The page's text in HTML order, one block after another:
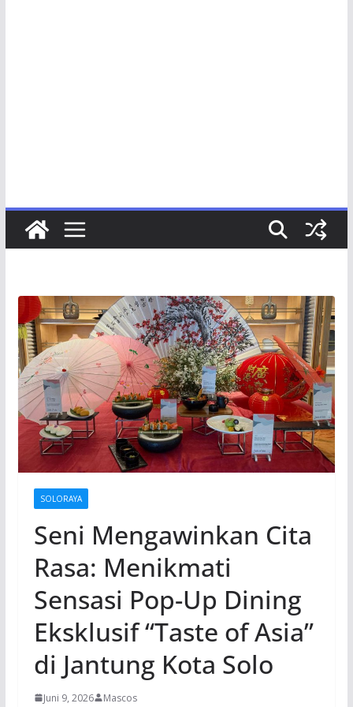
SOLORAYA
Seni Mengawinkan Cita
Rasa: Menikmati
Sensasi Pop-Up Dining
Eksklusif “Taste of Asia”
di Jantung Kota Solo
Juni 9, 2026 Mascos